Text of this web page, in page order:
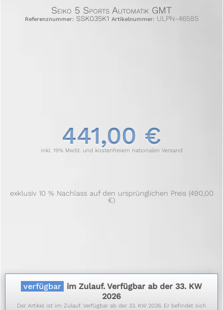
Seiko 5 Sports Automatik GMT
Referenznummer: SSK035K1 Artikelnummer:ULPN-46585
441,00 €
inkl. 19% MwSt. und kostenfreiem nationalen Versand
exklusiv 10 % Nachlass auf den ursprünglichen Preis (490,00
€)
verfügbar
im Zulauf. Verfügbar ab der 33. KW
2026
Der Artikel ist im Zulauf. Verfügbar ab der 33. KW 2026. Er befindet sich